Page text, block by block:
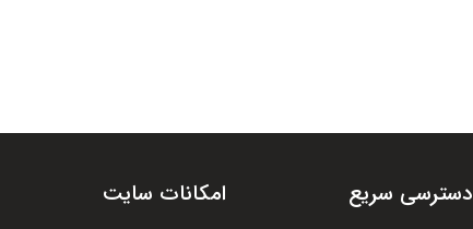
دسترسی سریع امکانات سایت